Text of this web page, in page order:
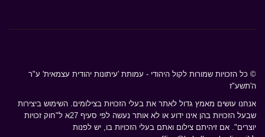
© כל הזכויות שמורות לקול היהודי - עמותת 'עיתונות יהודית עצמאית' ע"ר
ה'תשע"ז
אנחנו עושים מאמץ גדול לאתר את בעלי הזכויות בצילומים. השימוש ביצירות
שבעל הזכויות בהן אינו ידוע או לא אותר נעשה לפי סעיף 27א ל"חוק זכויות
יוצרים". אם זיהיתם צילום ואתם בעלי הזכויות בו, יש לפנות